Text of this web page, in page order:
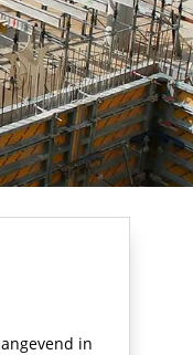
in